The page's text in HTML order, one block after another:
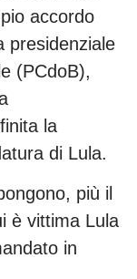
accordo
presidenziale
(PCdoB),
la
di Lula.
più il
è vittima Lula
in